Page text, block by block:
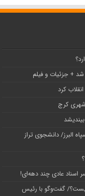
+ جزئیات و فیلم
البرز/ دانشجوی تراز
اسناد عادی چند‌ دهه‌ای!
چیست؟/ گفت‌وگو با رئیس